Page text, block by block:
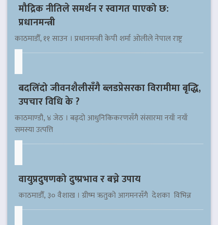
मौद्रिक नीतिले समर्थन र स्वागत पाएको छ:
प्रधानमन्त्री
काठमाडौँ, ११ साउन । प्रधानमन्त्री केपी शर्मा ओलीले नेपाल राष्ट्र
बदलिँदो जीवनशैलीसँगै ब्लडप्रेसरका विरामीमा बृद्धि,
उपचार विधि के ?
काठमाण्डौ, ४ जेठ । बढ्दो आधुनिकिकरणसँगै संसारमा नयाँ नयाँ
समस्या उत्पत्ति
वायुप्रदुषणको दुष्प्रभाव र बच्ने उपाय
काठमाडौँ, ३० वैशाख । ग्रीष्म ऋतुको आगमनसँगै देशका विभिन्न